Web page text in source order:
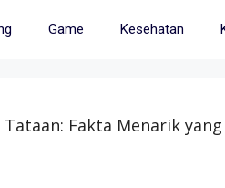
Game Kesehatan
Fakta Menarik